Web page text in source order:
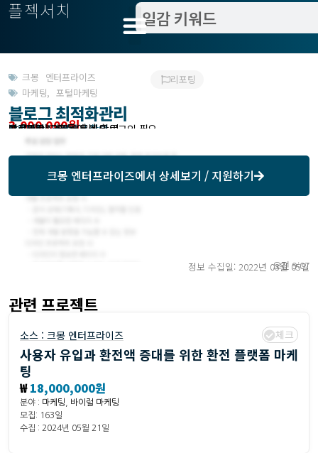
플젝서치
크몽 엔터프라이즈
마케팅,포털마케팅
리포팅
블로그 최적화관리
3,000,000원
작업방식 : 외주
모집기한 : 크몽에서 확인
예상기간 : 30일
프로젝트조회 : 크몽에서 로그인 필요
받은제안 : 크몽에서 확인
크몽 엔터프라이즈에서 상세보기 / 지원하기
정보 수집일: 2022년 03월 05일
오전 9:07
관련 프로젝트
소스 : 크몽 엔터프라이즈 체크
사용자 유입과 환전액 증대를 위한 환전 플랫폼 마케
팅
₩18,000,000원
분야 : 마케팅
바이럴 마케팅
모집: 163일
수집 : 2024년 05월 21일